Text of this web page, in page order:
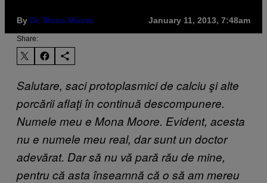
By Dr. Mona Moore January 11, 2013, 7:48am
Share:
Salutare, saci protoplasmici de calciu şi alte
porcării aflaţi în continuă descompunere.
Numele meu e Mona Moore. Evident, acesta
nu e numele meu real, dar sunt un doctor
adevărat. Dar să nu vă pară rău de mine,
pentru că asta înseamnă că o să am mereu